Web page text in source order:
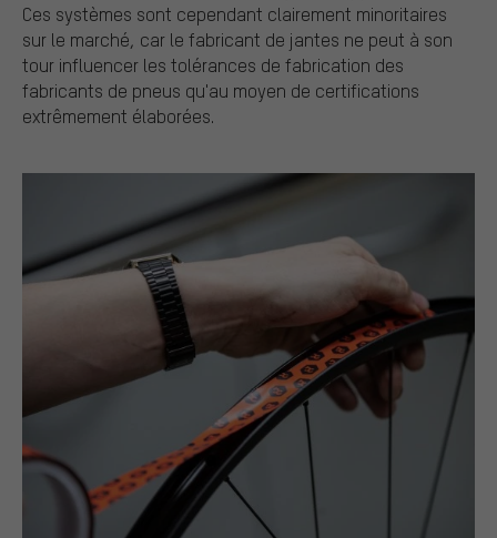
Ces systèmes sont cependant clairement minoritaires
sur le marché, car le fabricant de jantes ne peut à son
tour influencer les tolérances de fabrication des
fabricants de pneus qu'au moyen de certifications
extrêmement élaborées.